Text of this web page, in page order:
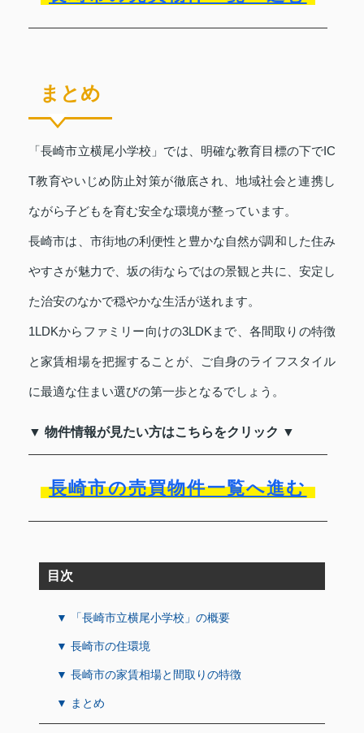
まとめ
「長崎市立横尾小学校」では、明確な教育目標の下でIC
T教育やいじめ防止対策が徹底され、地域社会と連携し
ながら子どもを育む安全な環境が整っています。
長崎市は、市街地の利便性と豊かな自然が調和した住み
やすさが魅力で、坂の街ならではの景観と共に、安定し
た治安のなかで穏やかな生活が送れます。
1LDKからファミリー向けの3LDKまで、各間取りの特徴
と家賃相場を把握することが、ご自身のライフスタイル
に最適な住まい選びの第一歩となるでしょう。
▼ 物件情報が見たい方はこちらをクリック ▼
長崎市の売買物件一覧へ進む
目次
▼ 「長崎市立横尾小学校」の概要
▼ 長崎市の住環境
▼ 長崎市の家賃相場と間取りの特徴
▼ まとめ